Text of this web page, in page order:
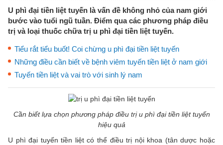
U phì đại tiền liệt tuyến là vấn đề không nhỏ của nam giới
bước vào tuổi ngũ tuần. Điểm qua các phương pháp điều
trị và loại thuốc chữa trị u phì đại tiền liệt tuyến.
Tiểu rắt tiểu buốt! Coi chừng u phì đại tiền liệt tuyến
Những điều cần biết về bệnh viêm tuyến tiền liệt ở nam giới
Tuyến tiền liệt và vai trò với sinh lý nam
Cần biết lựa chọn phương pháp điều trị u phì đại tiền liệt tuyến
hiệu quả
U phì đại tuyến tiền liệt có thể điều trị nội khoa (tân dược hoặc